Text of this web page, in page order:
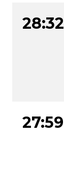
28:32
27:59